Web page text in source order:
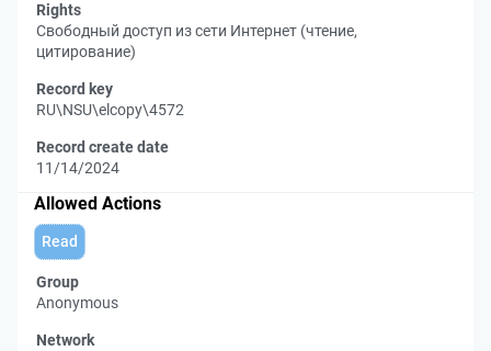
Rights
Свободный доступ из сети Интернет (чтение,
цитирование)
Record key
RU\NSU\elcopy\4572
Record create date
11/14/2024
Allowed Actions
Read
Group
Anonymous
Network